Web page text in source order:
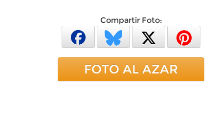
Compartir Foto:
FOTO AL AZAR